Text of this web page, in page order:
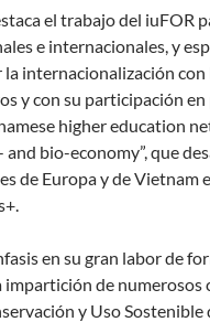
el trabajo del iuFOR
e internacionales, y
internacionalización con
y con su participación
higher education
bio-economy”, que
de Europa y de Vietnam
en su gran labor de
impartición de numerosos
y Uso Sostenible